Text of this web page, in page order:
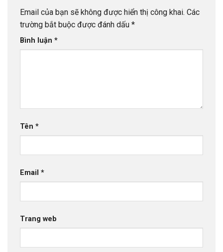
Email của bạn sẽ không được hiển thị công khai. Các
trường bắt buộc được đánh dấu *
Bình luận *
Tên *
Email *
Trang web